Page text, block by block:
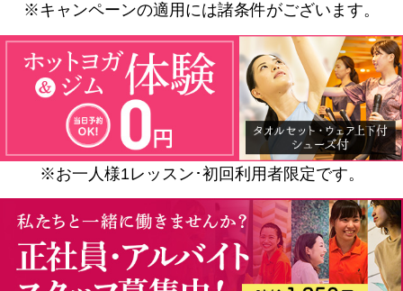
※キャンペーンの適用には諸条件がございます。
※お一人様1レッスン･初回利用者限定です。